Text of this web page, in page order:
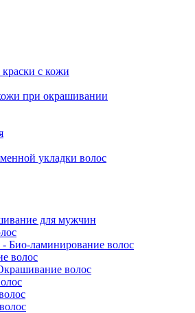
краски с кожи
при окрашивании
укладки волос
для мужчин
- Био-ламинирование волос
волос
волос